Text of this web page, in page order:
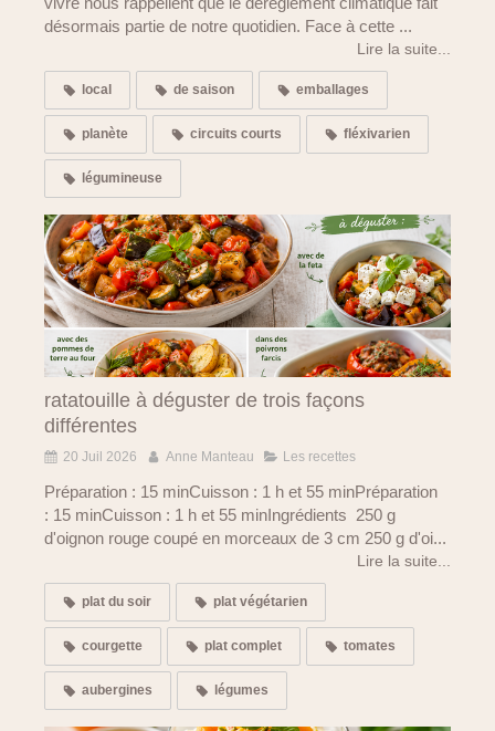
désormais partie de notre quotidien. Face à cette ...
Lire la suite...
local de saison emballages
planète circuits courts fléxivarien
légumineuse
ratatouille à déguster de trois façons
différentes
20 Juil 2026 Anne Manteau Les recettes
Préparation : 15 minCuisson : 1 h et 55 minPréparation
: 15 minCuisson : 1 h et 55 minIngrédients 250 g
d'oignon rouge coupé en morceaux de 3 cm 250 g d'oi...
Lire la suite...
plat du soir plat végétarien
courgette plat complet tomates
aubergines légumes